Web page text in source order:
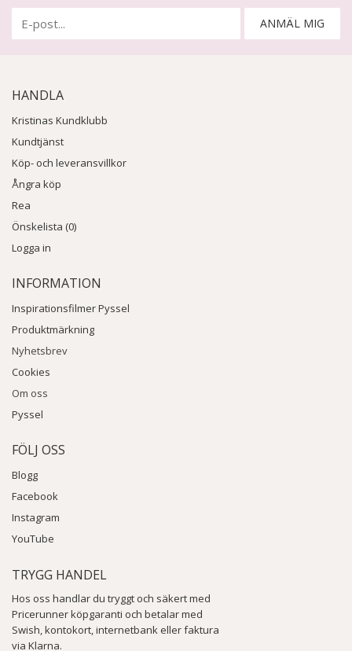
ANMÄL MIG
HANDLA
Kristinas Kundklubb
Kundtjänst
Köp- och leveransvillkor
Ångra köp
Rea
Önskelista (0)
Logga in
INFORMATION
Inspirationsfilmer Pyssel
Produktmärkning
Nyhetsbrev
Cookies
Om oss
Pyssel
FÖLJ OSS
Blogg
Facebook
Instagram
YouTube
TRYGG HANDEL
Hos oss handlar du tryggt och säkert med
Pricerunner köpgaranti och betalar med
Swish, kontokort, internetbank eller faktura
via Klarna.